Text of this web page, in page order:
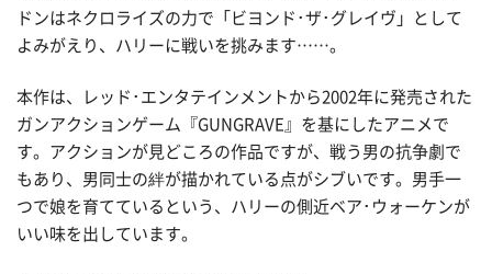
ドンはネクロライズの力で「ビヨンド･ザ･グレイヴ」として
よみがえり、ハリーに戦いを挑みます……。
本作は、レッド･エンタテインメントから2002年に発売された
ガンアクションゲーム『GUNGRAVE』を基にしたアニメで
す。アクションが見どころの作品ですが、戦う男の抗争劇で
もあり、男同士の絆が描かれている点がシブいです。男手一
つで娘を育てているという、ハリーの側近ベア･ウォーケンが
いい味を出しています。